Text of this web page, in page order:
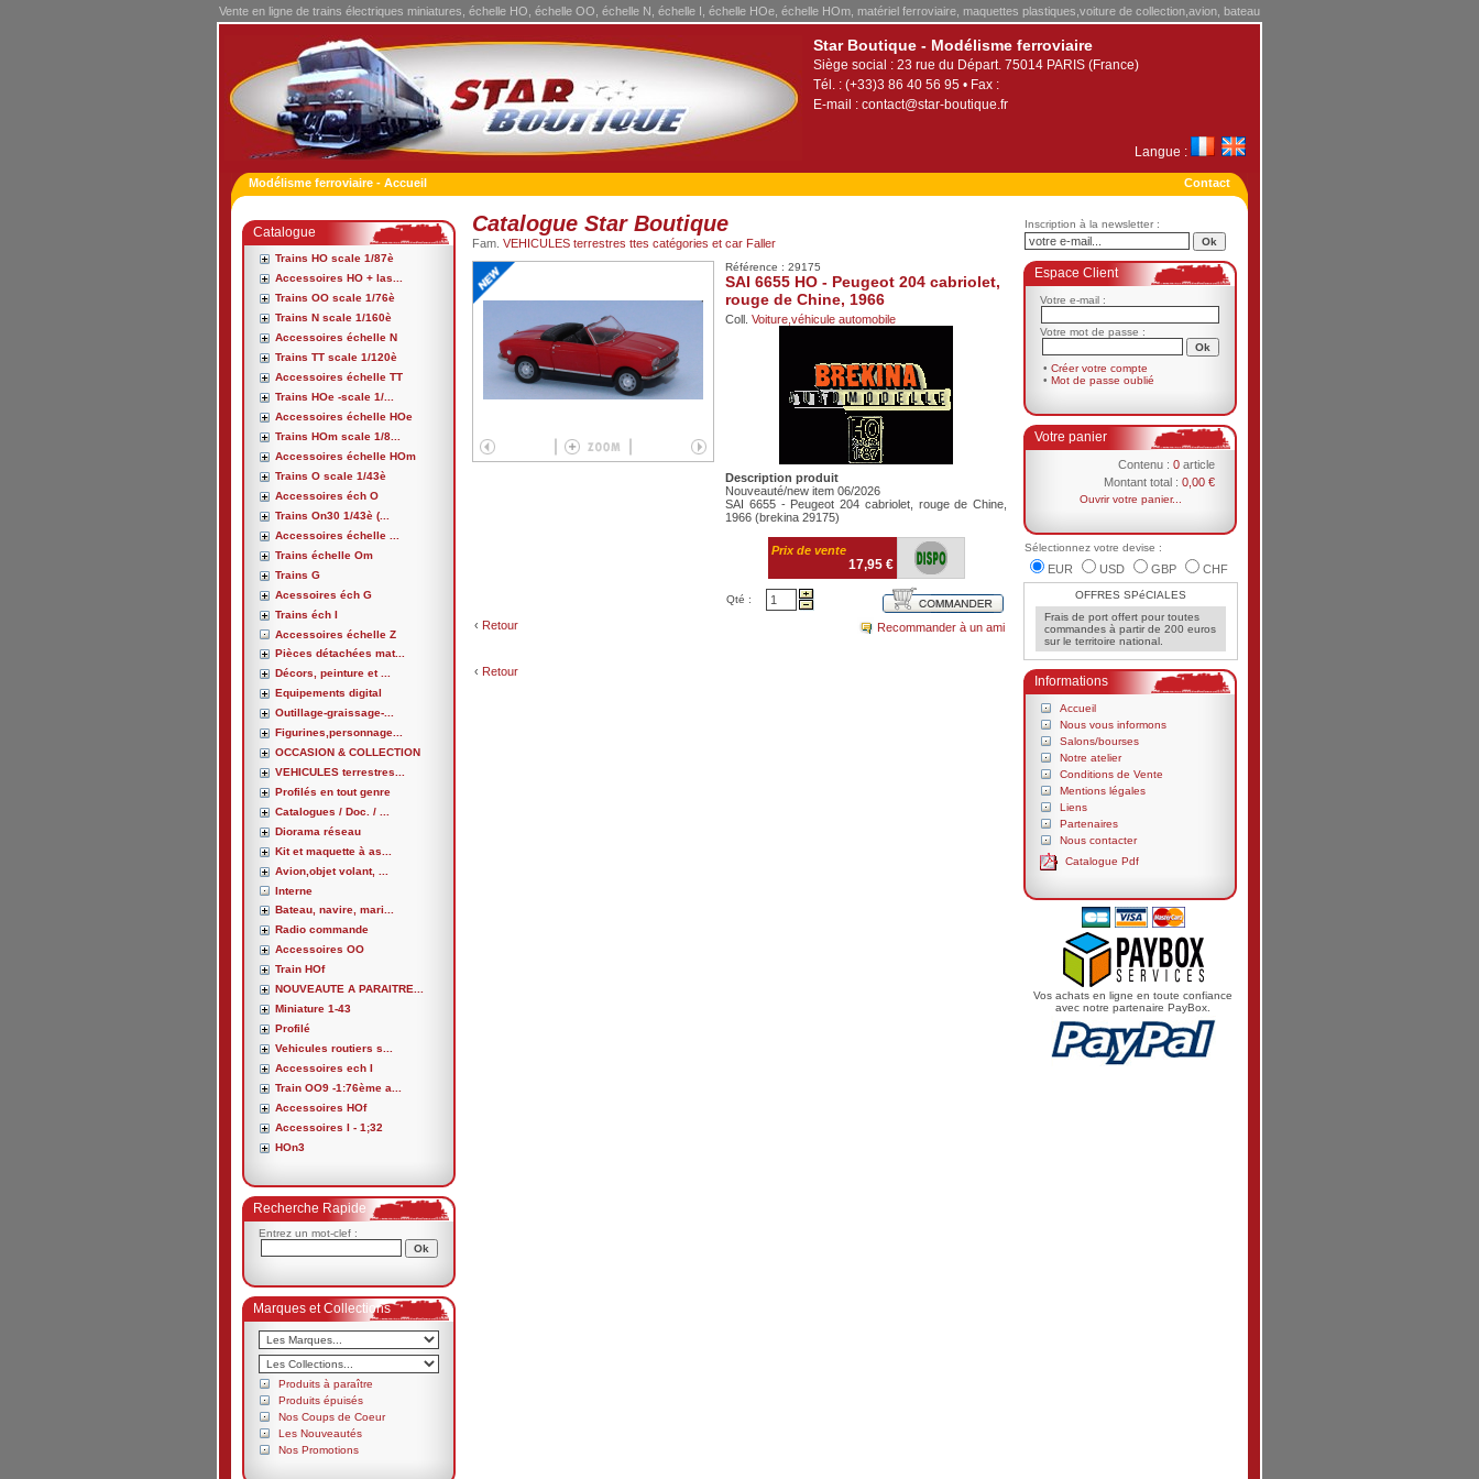
Vente en ligne de trains électriques miniatures, échelle HO, échelle OO, échelle N, échelle I, échelle HOe, échelle HOm, matériel ferroviaire, maquettes plastiques,voiture de collection,avion, bateau
Star Boutique - Modélisme ferroviaire
Siège social : 23 rue du Départ. 75014 PARIS (France)
Tél. : (+33)3 86 40 56 95 • Fax :
E-mail : contact@star-boutique.fr
Langue :
Modélisme ferroviaire - Accueil Contact
Catalogue
Trains HO scale 1/87è
Accessoires HO + las...
Trains OO scale 1/76è
Trains N scale 1/160è
Accessoires échelle N
Trains TT scale 1/120è
Accessoires échelle TT
Trains HOe -scale 1/...
Accessoires échelle HOe
Trains HOm scale 1/8...
Accessoires échelle HOm
Trains O scale 1/43è
Accessoires éch O
Trains On30 1/43è (...
Accessoires échelle ...
Trains échelle Om
Trains G
Acessoires éch G
Trains éch I
Accessoires échelle Z
Pièces détachées mat...
Décors, peinture et ...
Equipements digital
Outillage-graissage-...
Figurines,personnage...
OCCASION & COLLECTION
VEHICULES terrestres...
Profilés en tout genre
Catalogues / Doc. / ...
Diorama réseau
Kit et maquette à as...
Avion,objet volant, ...
Interne
Bateau, navire, mari...
Radio commande
Accessoires OO
Train HOf
NOUVEAUTE A PARAITRE...
Miniature 1-43
Profilé
Vehicules routiers s...
Accessoires ech I
Train OO9 -1:76ème a...
Accessoires HOf
Accessoires I - 1;32
HOn3
Recherche Rapide
Entrez un mot-clef :
Marques et Collections
Produits à paraître
Produits épuisés
Nos Coups de Coeur
Les Nouveautés
Nos Promotions
Catalogue Star Boutique
Fam. VEHICULES terrestres ttes catégories et car Faller
Référence : 29175
SAI 6655 HO - Peugeot 204 cabriolet,
rouge de Chine, 1966
Coll. Voiture,véhicule automobile
Description produit
Nouveauté/new item 06/2026
SAI 6655 - Peugeot 204 cabriolet, rouge de Chine,
1966 (brekina 29175)
Prix de vente
17,95 €
Qté :
‹ Retour Recommander à un ami
‹ Retour
Inscription à la newsletter :
Espace Client
Votre e-mail :
Votre mot de passe :
• Créer votre compte
• Mot de passe oublié
Votre panier
Contenu : 0 article
Montant total : 0,00 €
Ouvrir votre panier...
Sélectionnez votre devise :
EUR USD GBP CHF
OFFRES SPéCIALES
Frais de port offert pour toutes
commandes à partir de 200 euros
sur le territoire national.
Informations
Accueil
Nous vous informons
Salons/bourses
Notre atelier
Conditions de Vente
Mentions légales
Liens
Partenaires
Nous contacter
Catalogue Pdf
Vos achats en ligne en toute confiance
avec notre partenaire PayBox.